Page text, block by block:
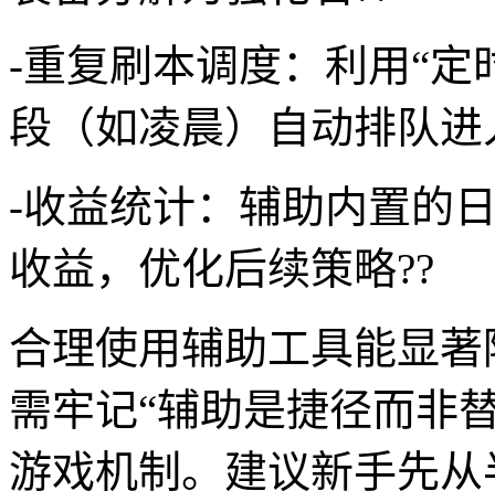
-重复刷本调度：利用“定
段（如凌晨）自动排队进
-收益统计：辅助内置的
收益，优化后续策略??
合理使用辅助工具能显
需牢记“辅助是捷径而非
游戏机制。建议新手先